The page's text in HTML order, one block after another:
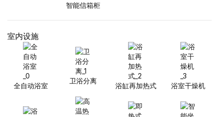
智能信箱柜
室内设施
全自动浴室
卫浴分离
浴缸再加热式 浴室干燥机